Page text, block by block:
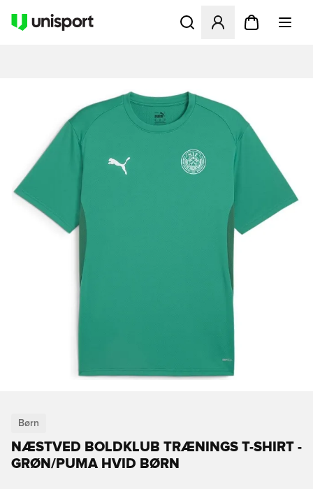
Åbner en Modal til at
Børn
NÆSTVED BOLDKLUB TRÆNINGS T-SHIRT -
GRØN/PUMA HVID BØRN